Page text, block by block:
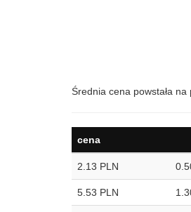
Średnia cena powstała
cena
2.13 PLN
5.53 PLN